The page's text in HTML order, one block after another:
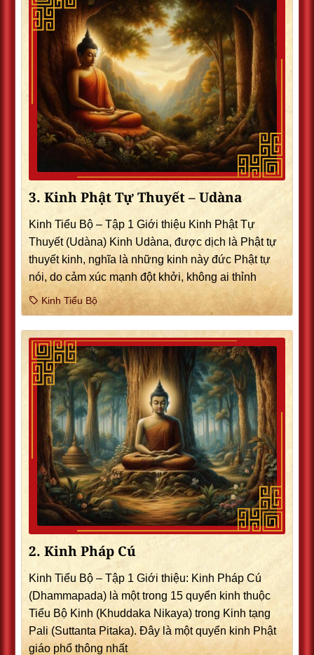
3. Kinh Phật Tự Thuyết – Udàna
Kinh Tiểu Bộ – Tập 1 Giới thiệu Kinh Phật Tự
Thuyết (Udàna) Kinh Udàna, được dịch là Phật tự
thuyết kinh, nghĩa là những kinh này đức Phật tự
nói, do cảm xúc mạnh đột khởi, không ai thỉnh
Kinh Tiểu Bộ
2. Kinh Pháp Cú
Kinh Tiểu Bộ – Tập 1 Giới thiệu: Kinh Pháp Cú
(Dhammapada) là một trong 15 quyển kinh thuộc
Tiểu Bộ Kinh (Khuddaka Nikaya) trong Kinh tạng
Pali (Suttanta Pitaka). Ðây là một quyển kinh Phật
giáo phổ thông nhất